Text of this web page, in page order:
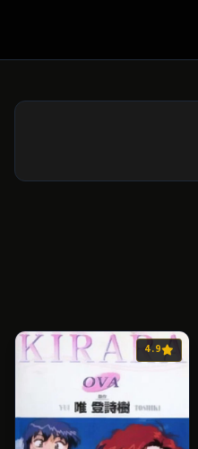
4.9